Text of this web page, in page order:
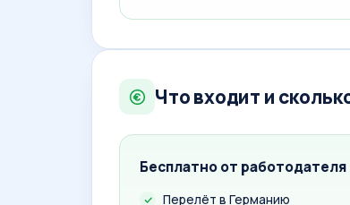
Что входит и
Бесплатно от работодателя
Перелёт в Германию